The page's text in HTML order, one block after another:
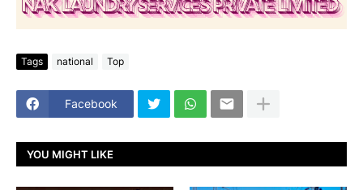
Tags national Top
Facebook
YOU MIGHT LIKE